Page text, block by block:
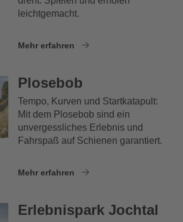
leichtgemacht.
Mehr erfahren
Plosebob
Tempo, Kurven und Startkatapult:
Mit dem Plosebob sind ein
unvergessliches Erlebnis und
Fahrspaß auf Schienen garantiert.
Mehr erfahren
Erlebnispark Jochtal